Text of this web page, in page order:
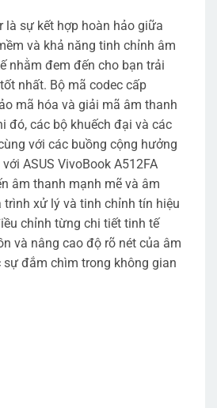
là sự kết hợp hoàn hảo giữa
và khả năng tinh chỉnh âm
nhằm đem đến cho bạn trải
nhất. Bộ mã codec cấp
mã hóa và giải mã âm thanh
đó, các bộ khuếch đại và các
với các buồng cộng hưởng
ASUS VivoBook A512FA
âm thanh mạnh mẽ và âm
trình xử lý và tinh chỉnh tín hiệu
chỉnh từng chi tiết tinh tế
và nâng cao độ rõ nét của âm
đắm chìm trong không gian